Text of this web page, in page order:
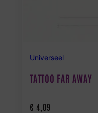
Universeel
TATTOO FAR AWAY
€ 4,09